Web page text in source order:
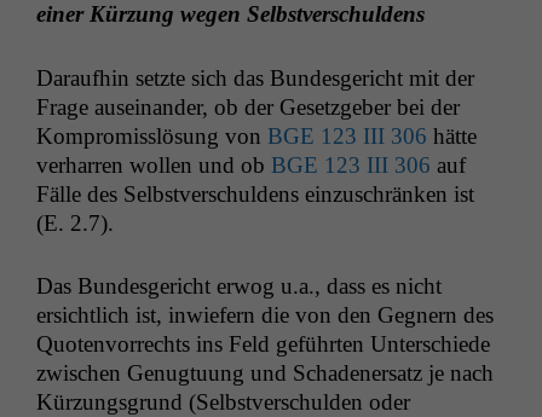
ein­er Kürzung wegen Selbstverschuldens
Daraufhin set­zte sich das Bun­des­gericht mit der
Frage auseinan­der, ob der Geset­zge­ber bei der
Kom­pro­miss­lö­sung von BGE 123 III 306 hätte
ver­har­ren wollen und ob BGE 123 III 306 auf
Fälle des Selb­stver­schuldens einzuschränken ist
(E. 2.7).
Das Bun­des­gericht erwog u.a., dass es nicht
ersichtlich ist, inwiefern die von den Geg­n­ern des
Quoten­vor­rechts ins Feld geführten Unter­schiede
zwis­chen Genug­tu­ung und Schaden­er­satz je nach
Kürzungs­grund (Selb­stver­schulden oder
Notwendige
Cookies
Diese
Cookies sind
nicht
Website
korrekt
angezeigt
werden kann.